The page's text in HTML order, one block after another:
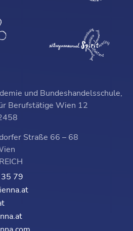
und Bundeshandelsschule,
Berufstätige Wien 12
Straße 66 – 68
79